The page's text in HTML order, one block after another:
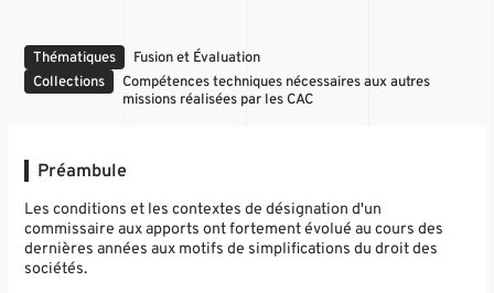
Thématiques
Fusion et Évaluation
Collections
Compétences techniques nécessaires aux autres
missions réalisées par les CAC
Préambule
Les conditions et les contextes de désignation d'un
commissaire aux apports ont fortement évolué au cours des
dernières années aux motifs de simplifications du droit des
sociétés.